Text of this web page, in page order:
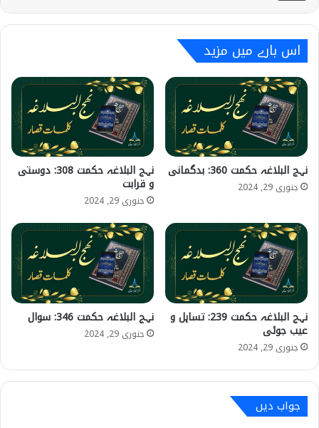
اس بارے میں مزید
نہج البلاغہ حکمت 360: بدگمانی
جنوری 29, 2024
نہج البلاغہ حکمت 308: دوستی
و قرابت
جنوری 29, 2024
نہج البلاغہ حکمت 239: تساہل و
عیب جوئی
جنوری 29, 2024
نہج البلاغہ حکمت 346: سوال
جنوری 29, 2024
جواب دیں